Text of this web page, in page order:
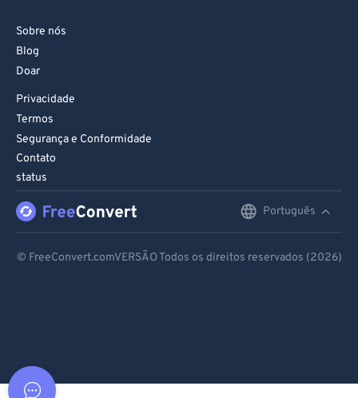
Sobre nós
Blog
Doar
Privacidade
Termos
Segurança e Conformidade
Contato
status
Português
© FreeConvert.comVERSÃO Todos os direitos reservados (2026)